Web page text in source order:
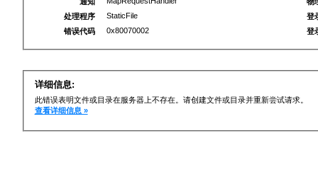
处理程序
StaticFile
错误代码
0x80070002
登
登
详细信息:
此错误表明文件或目录在服务器上不存在。请创建文件或目录并重新尝试请求。
查看详细信息 »